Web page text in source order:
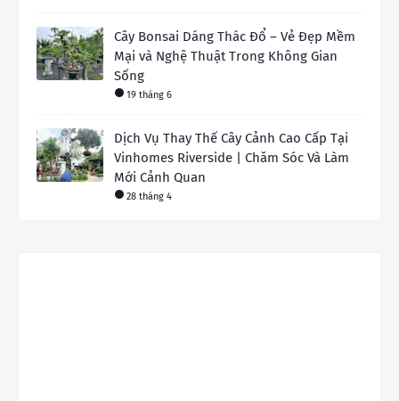
Cây Bonsai Dáng Thác Đổ – Vẻ Đẹp Mềm
Mại và Nghệ Thuật Trong Không Gian
Sống
19 tháng 6
Dịch Vụ Thay Thế Cây Cảnh Cao Cấp Tại
Vinhomes Riverside | Chăm Sóc Và Làm
Mới Cảnh Quan
28 tháng 4